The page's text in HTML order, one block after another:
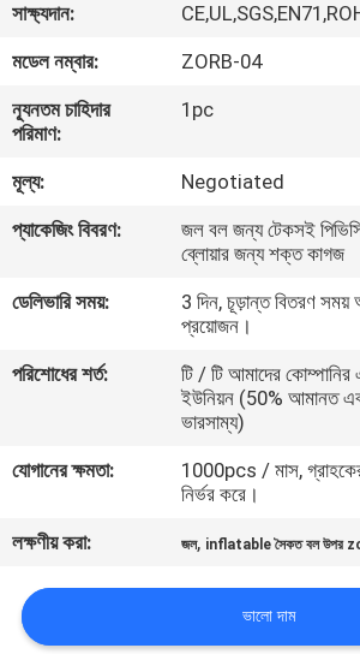
সম্পর্কে
কারখানা
মান
COMPANY
NEWS
সাইট
PRIVACY
POLICY
সাক্ষ্যদান:
মডেল নম্বার:
ZORB-04
ন্যূনতম চাহিদার
পরিমাণ:
1pc
মূল্য:
Negotiated
প্যাকেজিং বিবরণ:
জল বল জন্য টেকসই
ব্লোয়ার জন্য শক্ত কাগজ
ডেলিভারি সময়:
3 দিন, চূড়ান্ত বিতরণ সময়
প্রয়োজন।
পরিশোধের শর্ত:
টি / টি আমাদের কোম্পানির
ইউনিয়ন (50% আমানত
ভারসাম্য)
যোগানের ক্ষমতা:
1000pcs / মাস, গ্রাহকের
নির্ভর করে।
লক্ষণীয় করা:
জল, inflatable সৈকত বল উপর
ভালো দাম